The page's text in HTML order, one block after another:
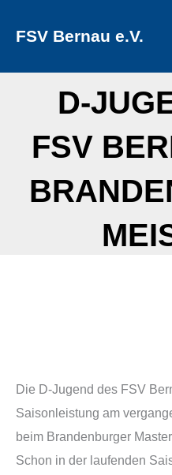
InhaltFSV Bernau e.V.
D-
FSV
Die D-Jugend des FSV
Saisonleistung am
beim Brandenburger
Schon in der laufenden